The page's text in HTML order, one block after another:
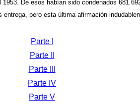
De esos habían sido condenados
pero esta última afirmación
Parte I
Parte II
Parte III
Parte IV
Parte V